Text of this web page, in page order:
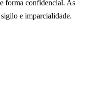
forma confidencial. As
e imparcialidade.